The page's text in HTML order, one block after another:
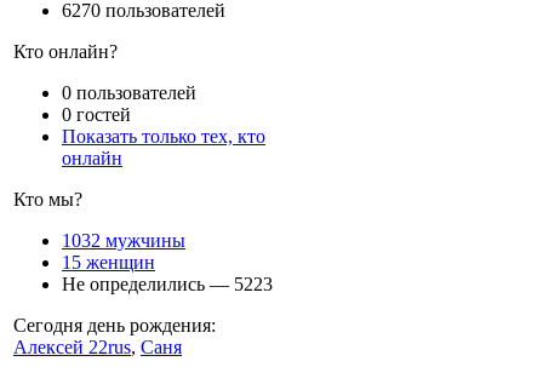
6270 пользователей
Кто онлайн?
0 пользователей
0 гостей
Показать только тех, кто
онлайн
Кто мы?
1032 мужчины
15 женщин
Не определились — 5223
Сегодня день рождения:
Алексей 22rus, Саня